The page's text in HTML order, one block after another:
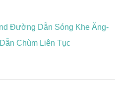
Đường Dẫn Sóng Khe Ăng-
Chùm Liên Tục